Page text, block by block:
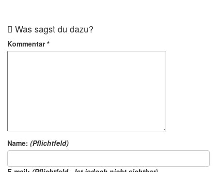
Was sagst du dazu?
Kommentar*
Name: (Pflichtfeld)